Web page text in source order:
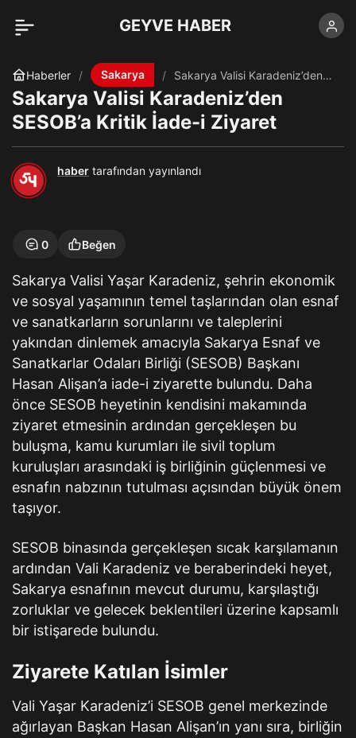
GEYVE HABER
Haberler Sakarya
Sakarya Valisi Karadeniz’den
SESOB’a Kritik İade-i Ziyaret
Sakarya Valisi Karadeniz’den
SESOB’a Kritik İade-i Ziyaret
haber tarafından yayınlandı
0 Beğen
Sakarya Valisi Yaşar Karadeniz, şehrin ekonomik
ve sosyal yaşamının temel taşlarından olan esnaf
ve sanatkarların sorunlarını ve taleplerini
yakından dinlemek amacıyla Sakarya Esnaf ve
Sanatkarlar Odaları Birliği (SESOB) Başkanı
Hasan Alişan’a iade-i ziyarette bulundu. Daha
önce SESOB heyetinin kendisini makamında
ziyaret etmesinin ardından gerçekleşen bu
buluşma, kamu kurumları ile sivil toplum
kuruluşları arasındaki iş birliğinin güçlenmesi ve
esnafın nabzının tutulması açısından büyük önem
taşıyor.
SESOB binasında gerçekleşen sıcak karşılamanın
ardından Vali Karadeniz ve beraberindeki heyet,
Sakarya esnafının mevcut durumu, karşılaştığı
zorluklar ve gelecek beklentileri üzerine kapsamlı
bir istişarede bulundu.
Ziyarete Katılan İsimler
Vali Yaşar Karadeniz’i SESOB genel merkezinde
ağırlayan Başkan Hasan Alişan’ın yanı sıra, birliğin